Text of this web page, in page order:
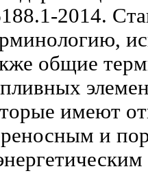
2014.
общие
имеют
и